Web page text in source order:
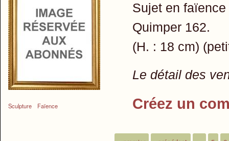
Sculpture Faïence
Sujet en
Quimper 162.
(H. : 18 cm)
Le détail des
Créez un